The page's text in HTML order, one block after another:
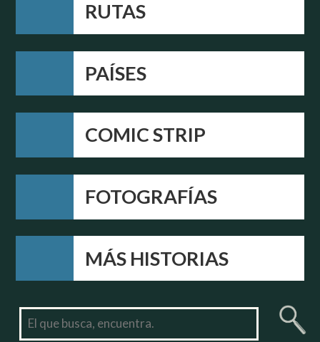
RUTAS
PAÍSES
COMIC STRIP
FOTOGRAFÍAS
MÁS HISTORIAS